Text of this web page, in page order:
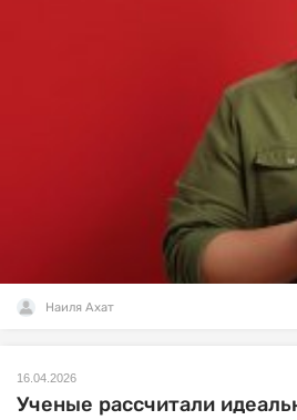
Наиля Ахат
16.04.2026
Ученые рассчитали